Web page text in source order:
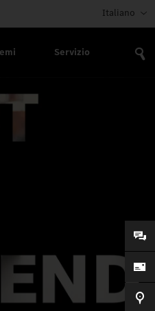
Italiano
Servizio